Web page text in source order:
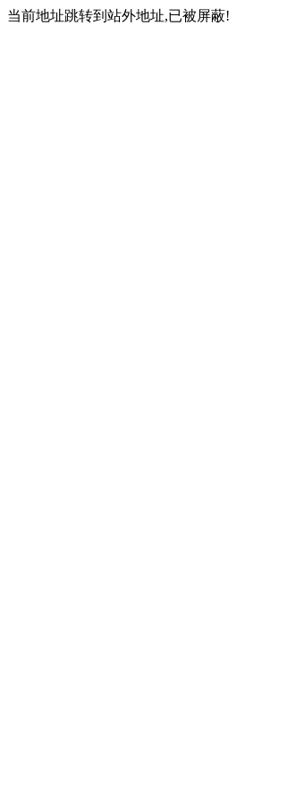
当前地址跳转到站外地址,已被屏蔽!